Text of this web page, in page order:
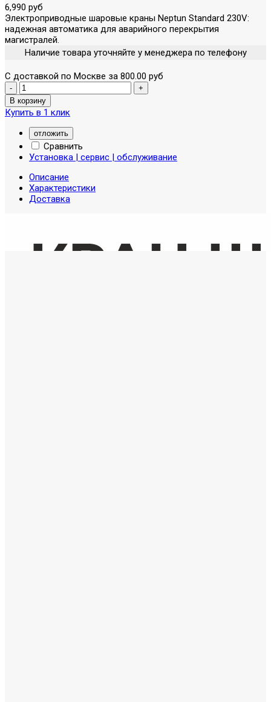
6,990 руб
Электроприводные шаровые краны Neptun Standard 230V:
надежная автоматика для аварийного перекрытия
магистралей.
Наличие товара уточняйте у менеджера по телефону
С доставкой по Москве за 800.00 руб
Купить в 1 клик
отложить
Сравнить
Установка | сервис | обслуживание
Описание
Характеристики
Доставка